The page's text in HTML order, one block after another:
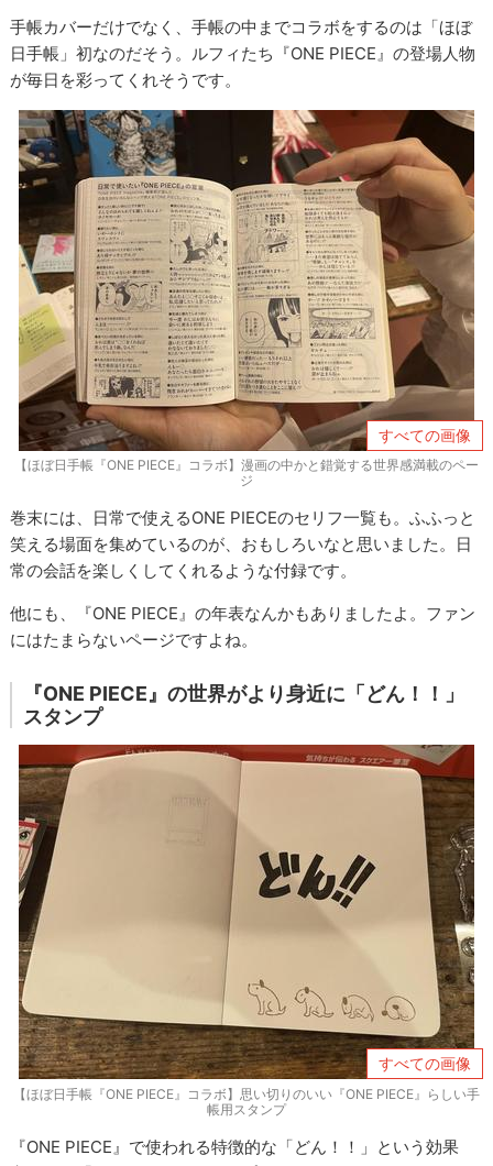
手帳カバーだけでなく、手帳の中までコラボをするのは「ほぼ
日手帳」初なのだそう。ルフィたち『ONE PIECE』の登場人物
が毎日を彩ってくれそうです。
すべての画像
【ほぼ日手帳『ONE PIECE』コラボ】漫画の中かと錯覚する世界感満載のペー
ジ
巻末には、日常で使えるONE PIECEのセリフ一覧も。ふふっと
笑える場面を集めているのが、おもしろいなと思いました。日
常の会話を楽しくしてくれるような付録です。
他にも、『ONE PIECE』の年表なんかもありましたよ。ファン
にはたまらないページですよね。
『ONE PIECE』の世界がより身近に「どん！！」
スタンプ
すべての画像
【ほぼ日手帳『ONE PIECE』コラボ】思い切りのいい『ONE PIECE』らしい手
帳用スタンプ
『ONE PIECE』で使われる特徴的な「どん！！」という効果